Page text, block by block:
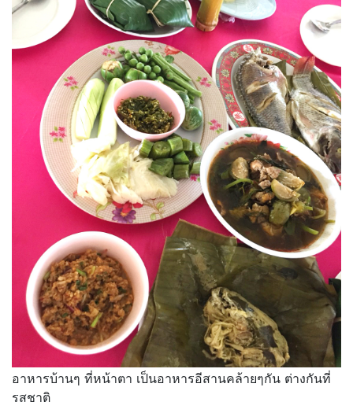
อาหารบ้านๆ ที่หน้าตา เป็นอาหารอีสานคล้ายๆกัน ต่างกันที่
รสชาติ